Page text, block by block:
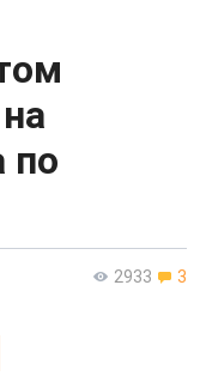
по
2933 3